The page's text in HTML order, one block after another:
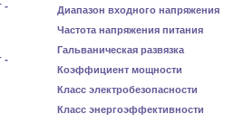
Диапазон входного напряжения
Частота напряжения питания
Гальваническая развязка
Коэффициент мощности
Класс электробезопасности
Класс энергоэффективности